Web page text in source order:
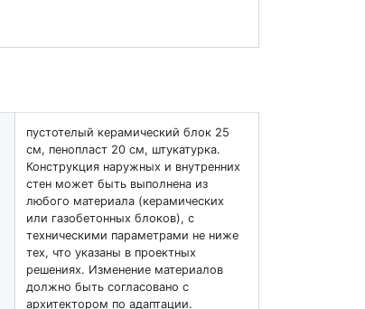
пустотелый керамический блок 25
см, пенопласт 20 см, штукатурка.
Конструкция наружных и внутренних
стен может быть выполнена из
любого материала (керамических
или газобетонных блоков), с
техническими параметрами не ниже
тех, что указаны в проектных
решениях. Изменение материалов
должно быть согласовано с
архитектором по адаптации.